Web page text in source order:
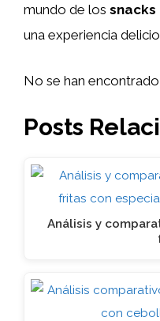
mundo de los
una experiencia
No se han
Posts
Análisis y